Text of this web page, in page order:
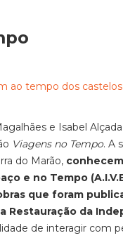
e Isabel
Viagens no Tempo. A
do Marão,
e no Tempo
que foram
Restauração da
de interagir com